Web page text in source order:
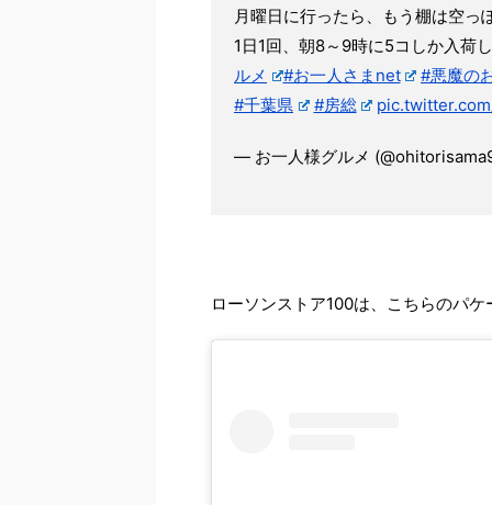
月曜日に行ったら、もう棚は空っ
1日1回、朝8～9時に5コしか入荷
ルメ
#お一人さまnet
#悪魔の
#千葉県
#房総
— お一人様グルメ
ローソンストア100は、こちらのパ